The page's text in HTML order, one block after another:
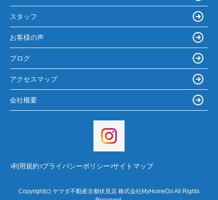
スタッフ
お客様の声
ブログ
アクセスマップ
会社概要
利用規約 プライバシーポリシー サイトマップ
Copyright(c) ヤマダ不動産京都伏見店 株式会社MyHomeDo All Rights